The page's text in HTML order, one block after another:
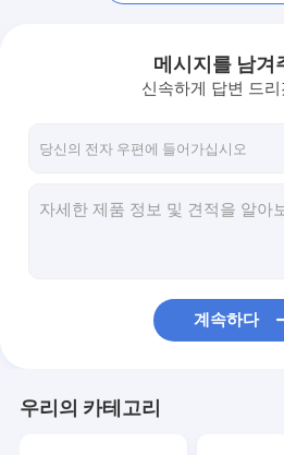
메시지를 남겨
신속하게 답변 드
계속하다
우리의 카테고리